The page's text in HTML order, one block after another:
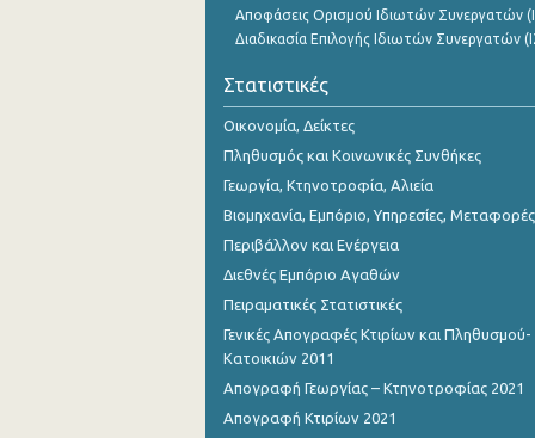
Μαρτίου 2023
Φεβρουαρίου 2023
Ιανουαρίου 2023
Δεκεμβρίου 2022
Νοεμβρίου 2022
Οκτωβρίου 2022
Αυγούστου 2022
Ιουλίου 2022
Ιουνίου 2022
Αποφάσεις Ορισμού Ιδιωτών Συνεργατών
Διαδικασία Επιλογής Ιδιωτών Συνεργατών
Στατιστικές
Οικονομία, Δείκτες
Πληθυσμός και Κοινωνικές Συνθήκες
Γεωργία, Κτηνοτροφία, Αλιεία
Βιομηχανία, Εμπόριο, Υπηρεσίες, Μεταφορές
Περιβάλλον και Ενέργεια
Διεθνές Εμπόριο Αγαθών
Πειραματικές Στατιστικές
Γενικές Απογραφές Κτιρίων και Πληθυσμού-
Κατοικιών 2011
Απογραφή Γεωργίας – Κτηνοτροφίας 2021
Απογραφή Κτιρίων 2021